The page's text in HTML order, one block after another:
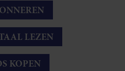
LEZEN
KOPEN